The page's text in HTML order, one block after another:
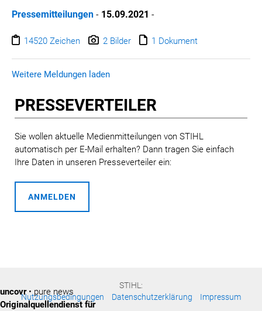
Pressemitteilungen - 15.09.2021 -
14520 Zeichen 2 Bilder 1 Dokument
Weitere Meldungen laden
PRESSE­VERTEILER
Sie wollen aktuelle Medienmitteilungen von STIHL
automatisch per E-Mail erhalten? Dann tragen Sie einfach
Ihre Daten in unseren Presseverteiler ein:
ANMELDEN
STIHL:
Nutzungsbedingungen
Datenschutzerklärung Impressum
uncovr• pure news
Originalquellendienst für